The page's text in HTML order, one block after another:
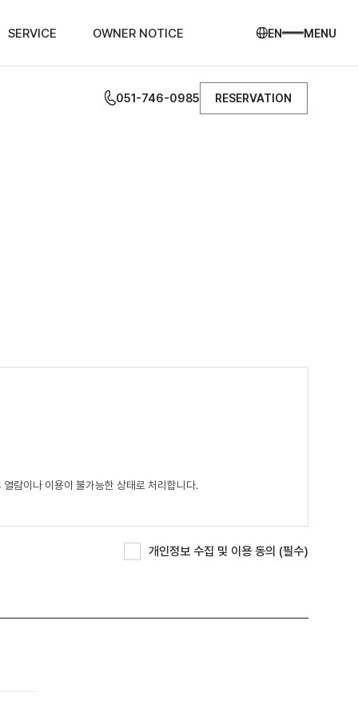
SERVICE OWNER NOTICE EN MENU
051-746-0985 RESERVATION
개인정보 수집 및 이용 동의 (필수)